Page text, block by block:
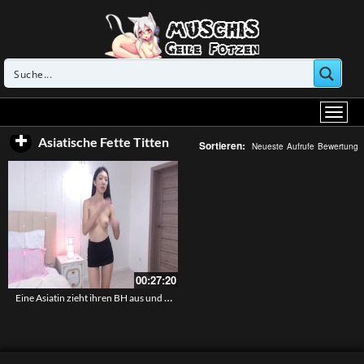
Asiatische Fette Titten Sortieren: Neueste Aufrufe Bewertung
00:27:20
Eine Asiatin zieht ihren BH aus und präsentiert im Minirock ihre hübschen Titten